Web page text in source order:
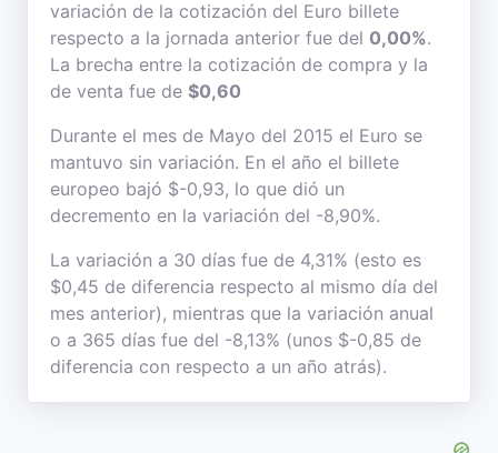
variación de la cotización del Euro billete
respecto a la jornada anterior fue del 0,00%.
La brecha entre la cotización de compra y la
de venta fue de $0,60
Durante el mes de Mayo del 2015 el Euro se
mantuvo sin variación. En el año el billete
europeo bajó $-0,93, lo que dió un
decremento en la variación del -8,90%.
La variación a 30 días fue de 4,31% (esto es
$0,45 de diferencia respecto al mismo día del
mes anterior), mientras que la variación anual
o a 365 días fue del -8,13% (unos $-0,85 de
diferencia con respecto a un año atrás).